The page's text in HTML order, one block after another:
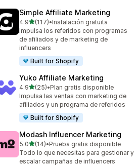
Simple Affiliate Marketing
4.9de 5 estrellas
(117)
117 reseñas en total
•Instalación gratuita
Impulsa los referidos con programas
de afiliados y de marketing de
influencers
Built for Shopify
Yuko Affiliate Marketing
4.9de 5 estrellas
(25)
25 reseñas en total
•Plan gratis disponible
Impulsa las ventas con marketing de
afiliados y un programa de referidos
Built for Shopify
Modash Influencer Marketing
5.0de 5 estrellas
(14)
14 reseñas en total
•Prueba gratis disponible
Todo lo que necesitas para gestionar y
escalar campañas de influencers